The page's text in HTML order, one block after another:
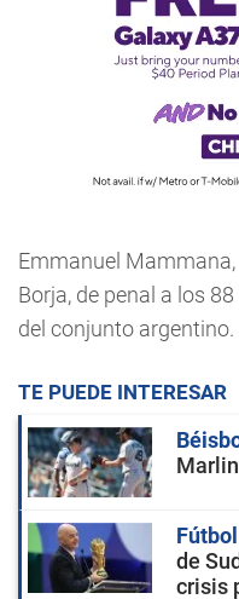
Emmanuel
Borja, de penal a los
del conjunto argentino.
TE PUEDE INTERESAR
Fútbol
de
crisis